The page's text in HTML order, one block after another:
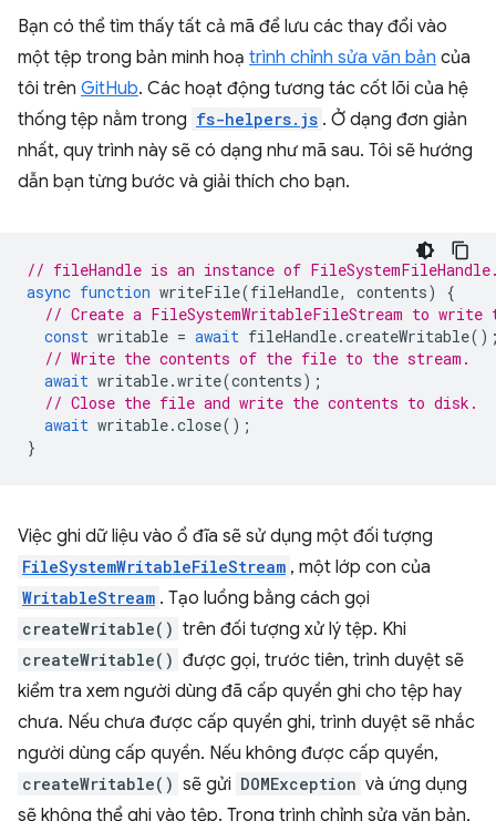
Bạn có thể tìm thấy tất cả mã để lưu các thay đổi vào
một tệp trong bản minh hoạ trình chỉnh sửa văn bản của
tôi trên GitHub. Các hoạt động tương tác cốt lõi của hệ
thống tệp nằm trong fs-helpers.js . Ở dạng đơn giản
nhất, quy trình này sẽ có dạng như mã sau. Tôi sẽ hướng
dẫn bạn từng bước và giải thích cho bạn.
// fileHandle is an instance of
async function writeFile(fileHandle, contents)
{
// Create a FileSystemWritableFileStream to write
const writable = await fileHandle.createWritable
// Write the contents of the file to the stream.
await writable.write(contents);
// Close the file and write the contents to disk.
await writable.close();
}
Việc ghi dữ liệu vào ổ đĩa sẽ sử dụng một đối tượng
FileSystemWritableFileStream , một lớp con của
WritableStream . Tạo luồng bằng cách gọi
createWritable() trên đối tượng xử lý tệp. Khi
createWritable() được gọi, trước tiên, trình duyệt sẽ
kiểm tra xem người dùng đã cấp quyền ghi cho tệp hay
chưa. Nếu chưa được cấp quyền ghi, trình duyệt sẽ nhắc
người dùng cấp quyền. Nếu không được cấp quyền,
createWritable() sẽ gửi DOMException và ứng dụng
sẽ không thể ghi vào tệp. Trong trình chỉnh sửa văn bản,